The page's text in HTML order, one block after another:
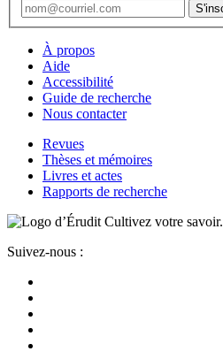
À propos
Aide
Accessibilité
Guide de recherche
Nous contacter
Revues
Thèses et mémoires
Livres et actes
Rapports de recherche
Cultivez votre savoir.
Suivez-nous :